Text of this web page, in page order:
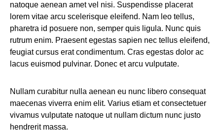
natoque aenean amet vel nisi. Suspendisse placerat
lorem vitae arcu scelerisque eleifend. Nam leo tellus,
pharetra id posuere non, semper quis ligula. Nunc quis
rutrum enim. Praesent egestas sapien nec tellus eleifend,
feugiat cursus erat condimentum. Cras egestas dolor ac
lacus euismod pulvinar. Donec et arcu vulputate.
Nullam curabitur nulla aenean eu nunc libero consequat
maecenas viverra enim elit. Varius etiam et consectetuer
vivamus vulputate natoque ut nullam dictum nunc justo
hendrerit massa.